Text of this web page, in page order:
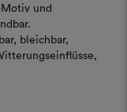
und
bleichbar,